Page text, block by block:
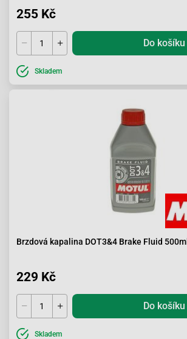
255 Kč
Do košíku
Skladem
Brzdová kapalina DOT3&4 Brake Fluid 500ml
229 Kč
Do košíku
Skladem